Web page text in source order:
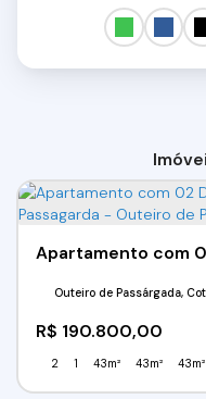
R$ 190.800,00
Outeiro de Passárgada,
2 1 43m² 43m² 43m²